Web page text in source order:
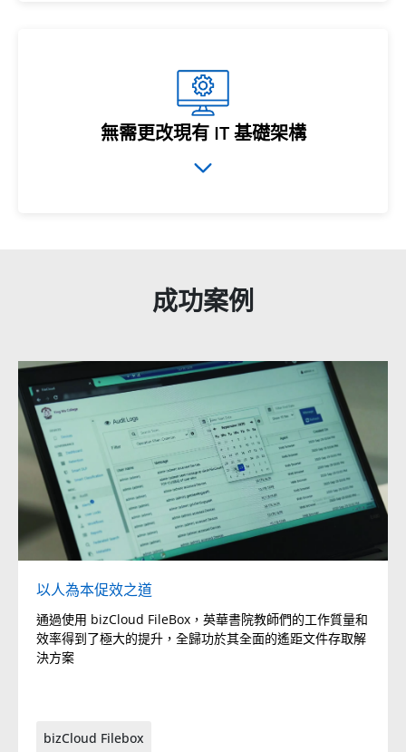
無需更改現有 IT 基礎架構
成功案例
以人為本促效之道
通過使用 bizCloud FileBox，英華書院教師們的工作質量和
效率得到了極大的提升，全歸功於其全面的遙距文件存取解
決方案
bizCloud Filebox